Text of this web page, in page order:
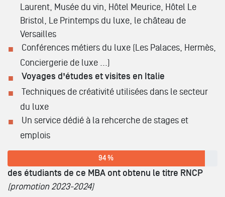
Laurent, Musée du vin, Hôtel Meurice, Hôtel Le
Bristol, Le Printemps du luxe, le château de
Versailles
Conférences métiers du luxe (Les Palaces, Hermès,
Conciergerie de luxe ...)
Voyages d’études et visites en Italie
Techniques de créativité utilisées dans le secteur
du luxe
Un service dédié à la rehcerche de stages et
emplois
94 %
des étudiants de ce MBA ont obtenu le titre RNCP
(promotion 2023-2024)